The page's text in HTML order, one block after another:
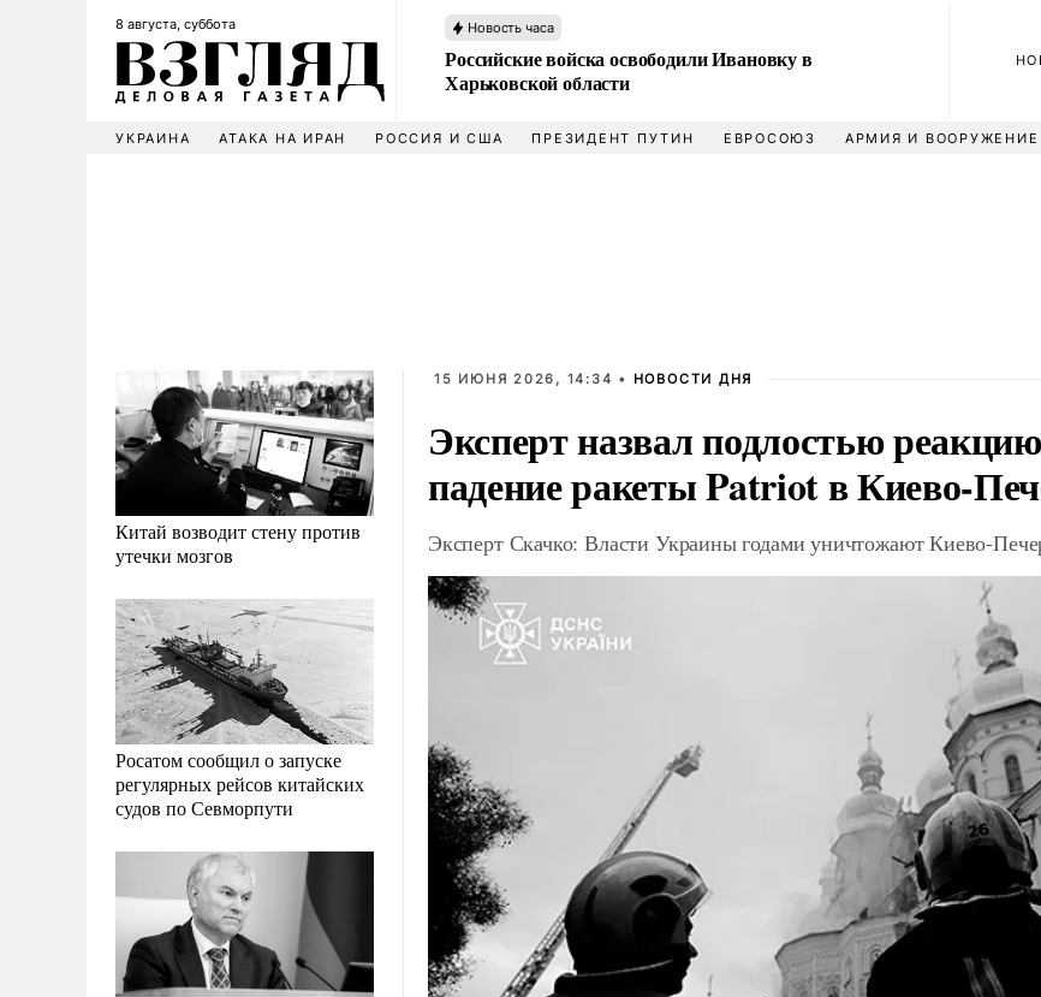
8 августа, суббота Новость часа
Российские войска освободили Ивановку в
Харьковской области
УКРАИНА АТАКА НА ИРАН РОССИЯ И США ПРЕЗИДЕНТ ПУТИН ЕВРОСОЮЗ АРМИЯ И ВООРУЖЕНИЕ
Китай возводит стену против
утечки мозгов
Росатом сообщил о запуске
регулярных рейсов китайских
судов по Севморпути
15 ИЮНЯ 2026, 14:34 • НОВОСТИ ДНЯ
Эксперт назвал подлостью
падение ракеты Patriot в Киево-
Эксперт Скачко: Власти Украины годами уничтожают Киево-